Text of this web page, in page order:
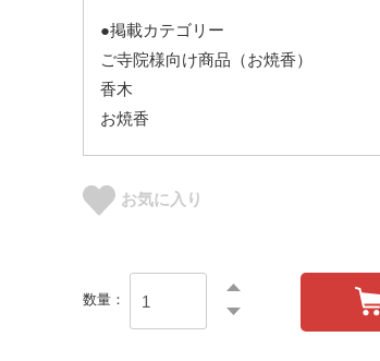
●掲載カテゴリー
ご寺院様向け商品（お焼香）
香木
お焼香
お気に入り
数量：